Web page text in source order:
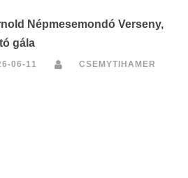
Népmesemondó Verseny,
gála
06-11 CSEMYTIHAMER